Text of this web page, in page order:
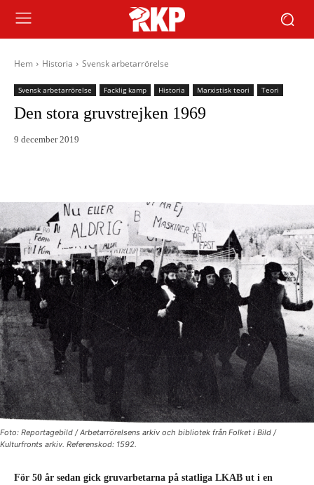
Hem Historia Svensk arbetarrörelse
Svensk arbetarrörelse Facklig kamp Historia Marxistisk teori Teori
Den stora gruvstrejken 1969
9 december 2019
Foto: Reportagebild / Arbetarrörelsens arkiv och bibliotek från Folket i Bild /
Kulturfronts arkiv. Referenskod: 1592.
För 50 år sedan gick gruvarbetarna på statliga LKAB ut i en